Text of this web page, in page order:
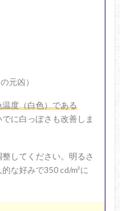
元凶）
度（白色）である
に白っぽさも改善しま
してください。明るさ
的な好みで350 cd/m²に